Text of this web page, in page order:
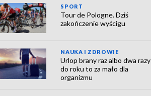
SPORT
Tour de Pologne. Dziś
zakończenie wyścigu
NAUKA I ZDROWIE
Urlop brany raz albo dwa razy
do roku to za mało dla
organizmu